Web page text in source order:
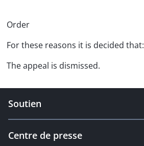
Order
For these reasons it is decided that:
The appeal is dismissed.
Soutien
Centre de presse